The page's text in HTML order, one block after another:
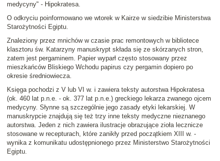
medycyny" - Hipokratesa.
O odkryciu poinformowano we wtorek w Kairze w siedzibie Ministerstwa
Starożytności Egiptu.
Znaleziony przez mnichów w czasie prac remontowych w bibliotece
klasztoru św. Katarzyny manuskrypt składa się ze skórzanych stron,
zatem jest pergaminem. Papier wyparł często stosowany przez
mieszkańców Bliskiego Wchodu papirus czy pergamin dopiero po
okresie średniowiecza.
Księga pochodzi z V lub VI w. i zawiera teksty autorstwa Hipokratesa
(ok. 460 lat p.n.e. - ok. 377 lat p.n.e.) greckiego lekarza zwanego ojcem
medycyny. Słynne są szczególnie jego zasady etyki lekarskiej. W
manuskrypcie znajdują się też trzy inne teksty medyczne nieznanego
autorstwa. Jeden z nich zawiera ilustracje obrazujące zioła lecznicze
stosowane w recepturach, które zanikły przed początkiem XIII w. -
wynika z komunikatu udostępnionego przez Ministerstwo Starożytności
Egiptu.